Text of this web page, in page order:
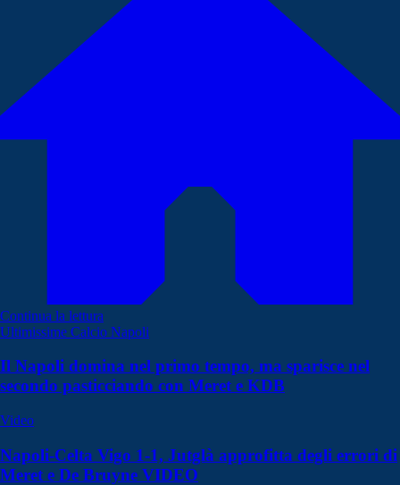
Continua la lettura
Ultimissime Calcio Napoli
Il Napoli domina nel primo tempo, ma sparisce nel
secondo pasticciando con Meret e KDB
Video
Napoli-Celta Vigo 1-1, Jutglà approfitta degli errori di
Meret e De Bruyne VIDEO